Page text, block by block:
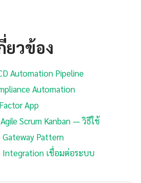
ยวข้อง
Automation Pipeline
Automation
App
Scrum Kanban — วิธีใช้
Gateway Pattern
Integration เชื่อมต่อระบบ